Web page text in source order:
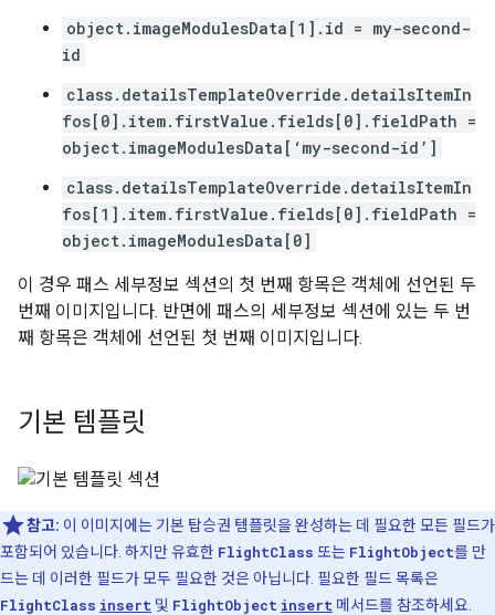
object.imageModulesData[1].id = my-second-
id
class.detailsTemplateOverride.detailsItemIn
fos[0].item.firstValue.fields[0].fieldPath =
object.imageModulesData[‘my-second-id’]
class.detailsTemplateOverride.detailsItemIn
fos[1].item.firstValue.fields[0].fieldPath =
object.imageModulesData[0]
이 경우 패스 세부정보 섹션의 첫 번째 항목은 객체에 선언된 두
번째 이미지입니다. 반면에 패스의 세부정보 섹션에 있는 두 번
째 항목은 객체에 선언된 첫 번째 이미지입니다.
기본 템플릿
참고: 이 이미지에는 기본 탑승권 템플릿을 완성하는 데 필요한 모든 필드가
포함되어 있습니다. 하지만 유효한 FlightClass 또는 FlightObject를 만
드는 데 이러한 필드가 모두 필요한 것은 아닙니다. 필요한 필드 목록은
FlightClass insert 및 FlightObject insert 메서드를 참조하세요.